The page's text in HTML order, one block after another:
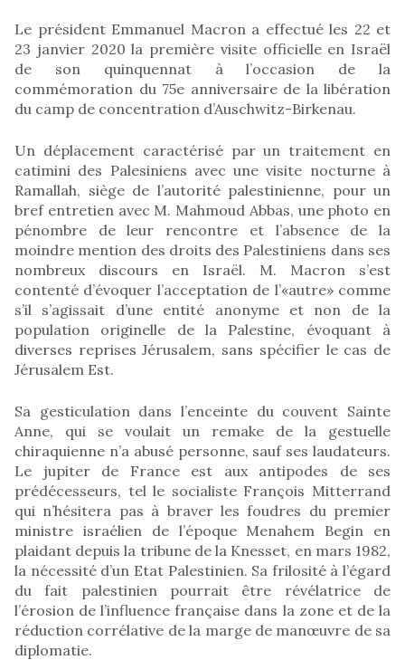
Le président Emmanuel Macron a effectué les 22 et
23 janvier 2020 la première visite officielle en Israël
de son quinquennat à l’occasion de la
commémoration du 75e anniversaire de la libération
du camp de concentration d’Auschwitz-Birkenau.
Un déplacement caractérisé par un traitement en
catimini des Palesiniens avec une visite nocturne à
Ramallah, siège de l’autorité palestinienne, pour un
bref entretien avec M. Mahmoud Abbas, une photo en
pénombre de leur rencontre et l’absence de la
moindre mention des droits des Palestiniens dans ses
nombreux discours en Israël. M. Macron s’est
contenté d’évoquer l’acceptation de l’«autre» comme
s’il s’agissait d’une entité anonyme et non de la
population originelle de la Palestine, évoquant à
diverses reprises Jérusalem, sans spécifier le cas de
Jérusalem Est.
Sa gesticulation dans l’enceinte du couvent Sainte
Anne, qui se voulait un remake de la gestuelle
chiraquienne n’a abusé personne, sauf ses laudateurs.
Le jupiter de France est aux antipodes de ses
prédécesseurs, tel le socialiste François Mitterrand
qui n’hésitera pas à braver les foudres du premier
ministre israélien de l’époque Menahem Begin en
plaidant depuis la tribune de la Knesset, en mars 1982,
la nécessité d’un Etat Palestinien. Sa frilosité à l’égard
du fait palestinien pourrait être révélatrice de
l’érosion de l’influence française dans la zone et de la
réduction corrélative de la marge de manœuvre de sa
diplomatie.